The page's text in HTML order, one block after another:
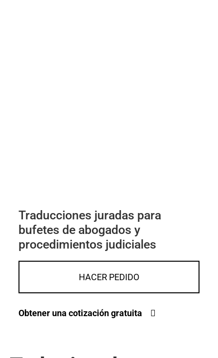
Traducciones juradas para
bufetes de abogados y
procedimientos judiciales
HACER PEDIDO
Obtener una cotización gratuita